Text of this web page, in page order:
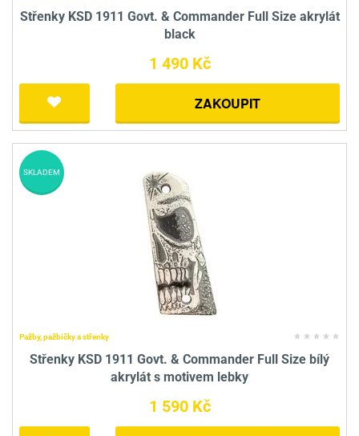
Střenky KSD 1911 Govt. & Commander Full Size akrylát
black
1 490 Kč
ZAKOUPIT
Pažby, pažbičky a střenky
Střenky KSD 1911 Govt. & Commander Full Size bílý
akrylát s motivem lebky
1 590 Kč
SKLADEM